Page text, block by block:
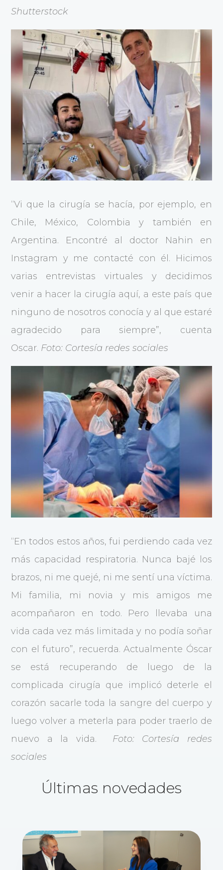
Shutterstock
“Vi que la cirugía se hacía, por ejemplo, en
Chile, México, Colombia y también en
Argentina. Encontré al doctor Nahin en
Instagram y me contacté con él. Hicimos
varias entrevistas virtuales y decidimos
venir a hacer la cirugía aquí, a este país que
ninguno de nosotros conocía y al que estaré
agradecido para siempre”, cuenta
Oscar. Foto: Cortesía redes sociales
“En todos estos años, fui perdiendo cada vez
más capacidad respiratoria. Nunca bajé los
brazos, ni me quejé, ni me sentí una víctima.
Mi familia, mi novia y mis amigos me
acompañaron en todo. Pero llevaba una
vida cada vez más limitada y no podía soñar
con el futuro”, recuerda. Actualmente Óscar
se está recuperando de luego de la
complicada cirugía que implicó deterle el
corazón sacarle toda la sangre del cuerpo y
luego volver a meterla para poder traerlo de
nuevo a la vida. Foto: Cortesía redes
sociales
Últimas novedades